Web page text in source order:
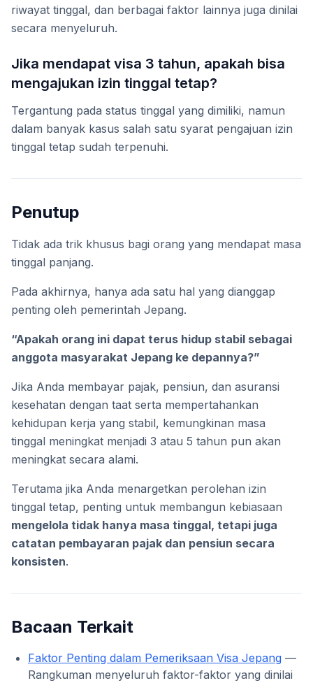
riwayat tinggal, dan berbagai faktor lainnya juga dinilai
secara menyeluruh.
Jika mendapat visa 3 tahun, apakah bisa
mengajukan izin tinggal tetap?
Tergantung pada status tinggal yang dimiliki, namun
dalam banyak kasus salah satu syarat pengajuan izin
tinggal tetap sudah terpenuhi.
Penutup
Tidak ada trik khusus bagi orang yang mendapat masa
tinggal panjang.
Pada akhirnya, hanya ada satu hal yang dianggap
penting oleh pemerintah Jepang.
“Apakah orang ini dapat terus hidup stabil sebagai
anggota masyarakat Jepang ke depannya?”
Jika Anda membayar pajak, pensiun, dan asuransi
kesehatan dengan taat serta mempertahankan
kehidupan kerja yang stabil, kemungkinan masa
tinggal meningkat menjadi 3 atau 5 tahun pun akan
meningkat secara alami.
Terutama jika Anda menargetkan perolehan izin
tinggal tetap, penting untuk membangun kebiasaan
mengelola tidak hanya masa tinggal, tetapi juga
catatan pembayaran pajak dan pensiun secara
konsisten.
Bacaan Terkait
Faktor Penting dalam Pemeriksaan Visa Jepang —
Rangkuman menyeluruh faktor-faktor yang dinilai